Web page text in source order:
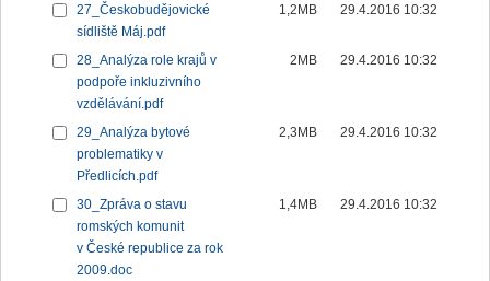
27_Českobudějovické
sídliště Máj.pdf
1,2MB 29.4.2016 10:32
28_Analýza role krajů v
podpoře inkluzivního
vzdělávání.pdf
2MB 29.4.2016 10:32
29_Analýza bytové
problematiky v
Předlicích.pdf
2,3MB 29.4.2016 10:32
30_Zpráva o stavu
romských komunit
v České republice za rok
2009.doc
1,4MB 29.4.2016 10:32